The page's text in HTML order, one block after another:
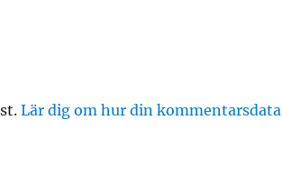
Lär dig om hur din kommentarsdata